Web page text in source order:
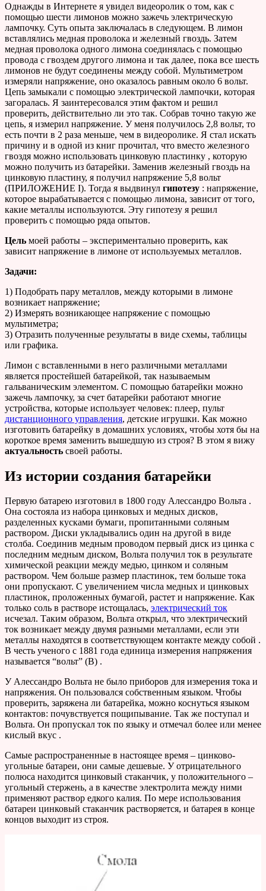
Однажды в Интернете я увидел видеоролик о том, как с
помощью шести лимонов можно зажечь электрическую
лампочку. Суть опыта заключалась в следующем. В лимон
вставлялись медная проволока и железный гвоздь. Затем
медная проволока одного лимона соединялась с помощью
провода с гвоздем другого лимона и так далее, пока все шесть
лимонов не будут соединены между собой. Мультиметром
измеряли напряжение, оно оказалось равным около 6 вольт.
Цепь замыкали с помощью электрической лампочки, которая
загоралась. Я заинтересовался этим фактом и решил
проверить, действительно ли это так. Собрав точно такую же
цепь, я измерил напряжение. У меня получилось 2,8 вольт, то
есть почти в 2 раза меньше, чем в видеоролике. Я стал искать
причину и в одной из книг прочитал, что вместо железного
гвоздя можно использовать цинковую пластинку , которую
можно получить из батарейки. Заменив железный гвоздь на
цинковую пластину, я получил напряжение 5,8 вольт
(ПРИЛОЖЕНИЕ I). Тогда я выдвинул гипотезу : напряжение,
которое вырабатывается с помощью лимона, зависит от того,
какие металлы используются. Эту гипотезу я решил
проверить с помощью ряда опытов.
Цель моей работы – экспериментально проверить, как
зависит напряжение в лимоне от используемых металлов.
Задачи:
1) Подобрать пару металлов, между которыми в лимоне
возникает напряжение;
2) Измерять возникающее напряжение с помощью
мультиметра;
3) Отразить полученные результаты в виде схемы, таблицы
или графика.
Лимон с вставленными в него различными металлами
является простейшей батарейкой, так называемым
гальваническим элементом. С помощью батарейки можно
зажечь лампочку, за счет батарейки работают многие
устройства, которые использует человек: плеер, пульт
дистанционного управления, детские игрушки. Как можно
изготовить батарейку в домашних условиях, чтобы хотя бы на
короткое время заменить вышедшую из строя? В этом я вижу
актуальность своей работы.
Из истории создания батарейки
Первую батарею изготовил в 1800 году Алессандро Вольта .
Она состояла из набора цинковых и медных дисков,
разделенных кусками бумаги, пропитанными соляным
раствором. Диски укладывались один на другой в виде
столба. Соединив медным проводом первый диск из цинка с
последним медным диском, Вольта получил ток в результате
химической реакции между медью, цинком и соляным
раствором. Чем больше размер пластинок, тем больше тока
они пропускают. С увеличением числа медных и цинковых
пластинок, проложенных бумагой, растет и напряжение. Как
только соль в растворе истощалась, электрический ток
исчезал. Таким образом, Вольта открыл, что электрический
ток возникает между двумя разными металлами, если эти
металлы находятся в соответствующем контакте между собой .
В честь ученого с 1881 года единица измерения напряжения
называется “вольт” (В) .
У Алессандро Вольта не было приборов для измерения тока и
напряжения. Он пользовался собственным языком. Чтобы
проверить, заряжена ли батарейка, можно коснуться языком
контактов: почувствуется пощипывание. Так же поступал и
Вольта. Он пропускал ток по языку и отмечал более или менее
кислый вкус .
Самые распространенные в настоящее время – цинково-
угольные батареи, они самые дешевые. У отрицательного
полюса находится цинковый стаканчик, у положительного –
угольный стержень, а в качестве электролита между ними
применяют раствор едкого калия. По мере использования
батареи цинковый стаканчик растворяется, и батарея в конце
концов выходит из строя.